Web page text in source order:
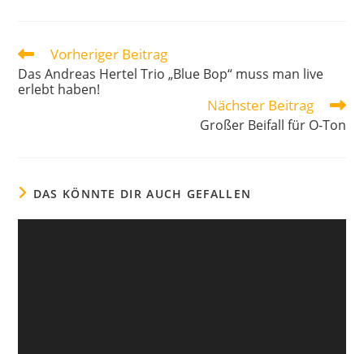
Vorheriger Beitrag
Das Andreas Hertel Trio „Blue Bop“ muss man live
erlebt haben!
Nächster Beitrag
Großer Beifall für O-Ton
DAS KÖNNTE DIR AUCH GEFALLEN